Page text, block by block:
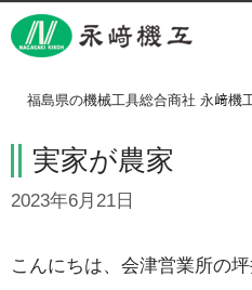
Skip
to
福島県の機械工具総合商社 永﨑機
実家が農家
2023年6月21日
こんにちは、会津営業所の坪